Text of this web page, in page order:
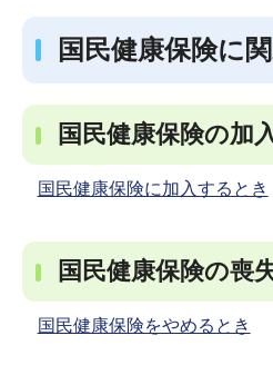
国民健康保険に
国民健康保険の加
国民健康保険に加入するとき
国民健康保険の喪
国民健康保険をやめるとき